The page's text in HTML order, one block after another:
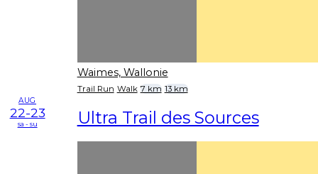
Waimes, Wallonie
Trail Run Walk 7 km 13 km
AUG
22-23
sa - su Ultra Trail des Sources